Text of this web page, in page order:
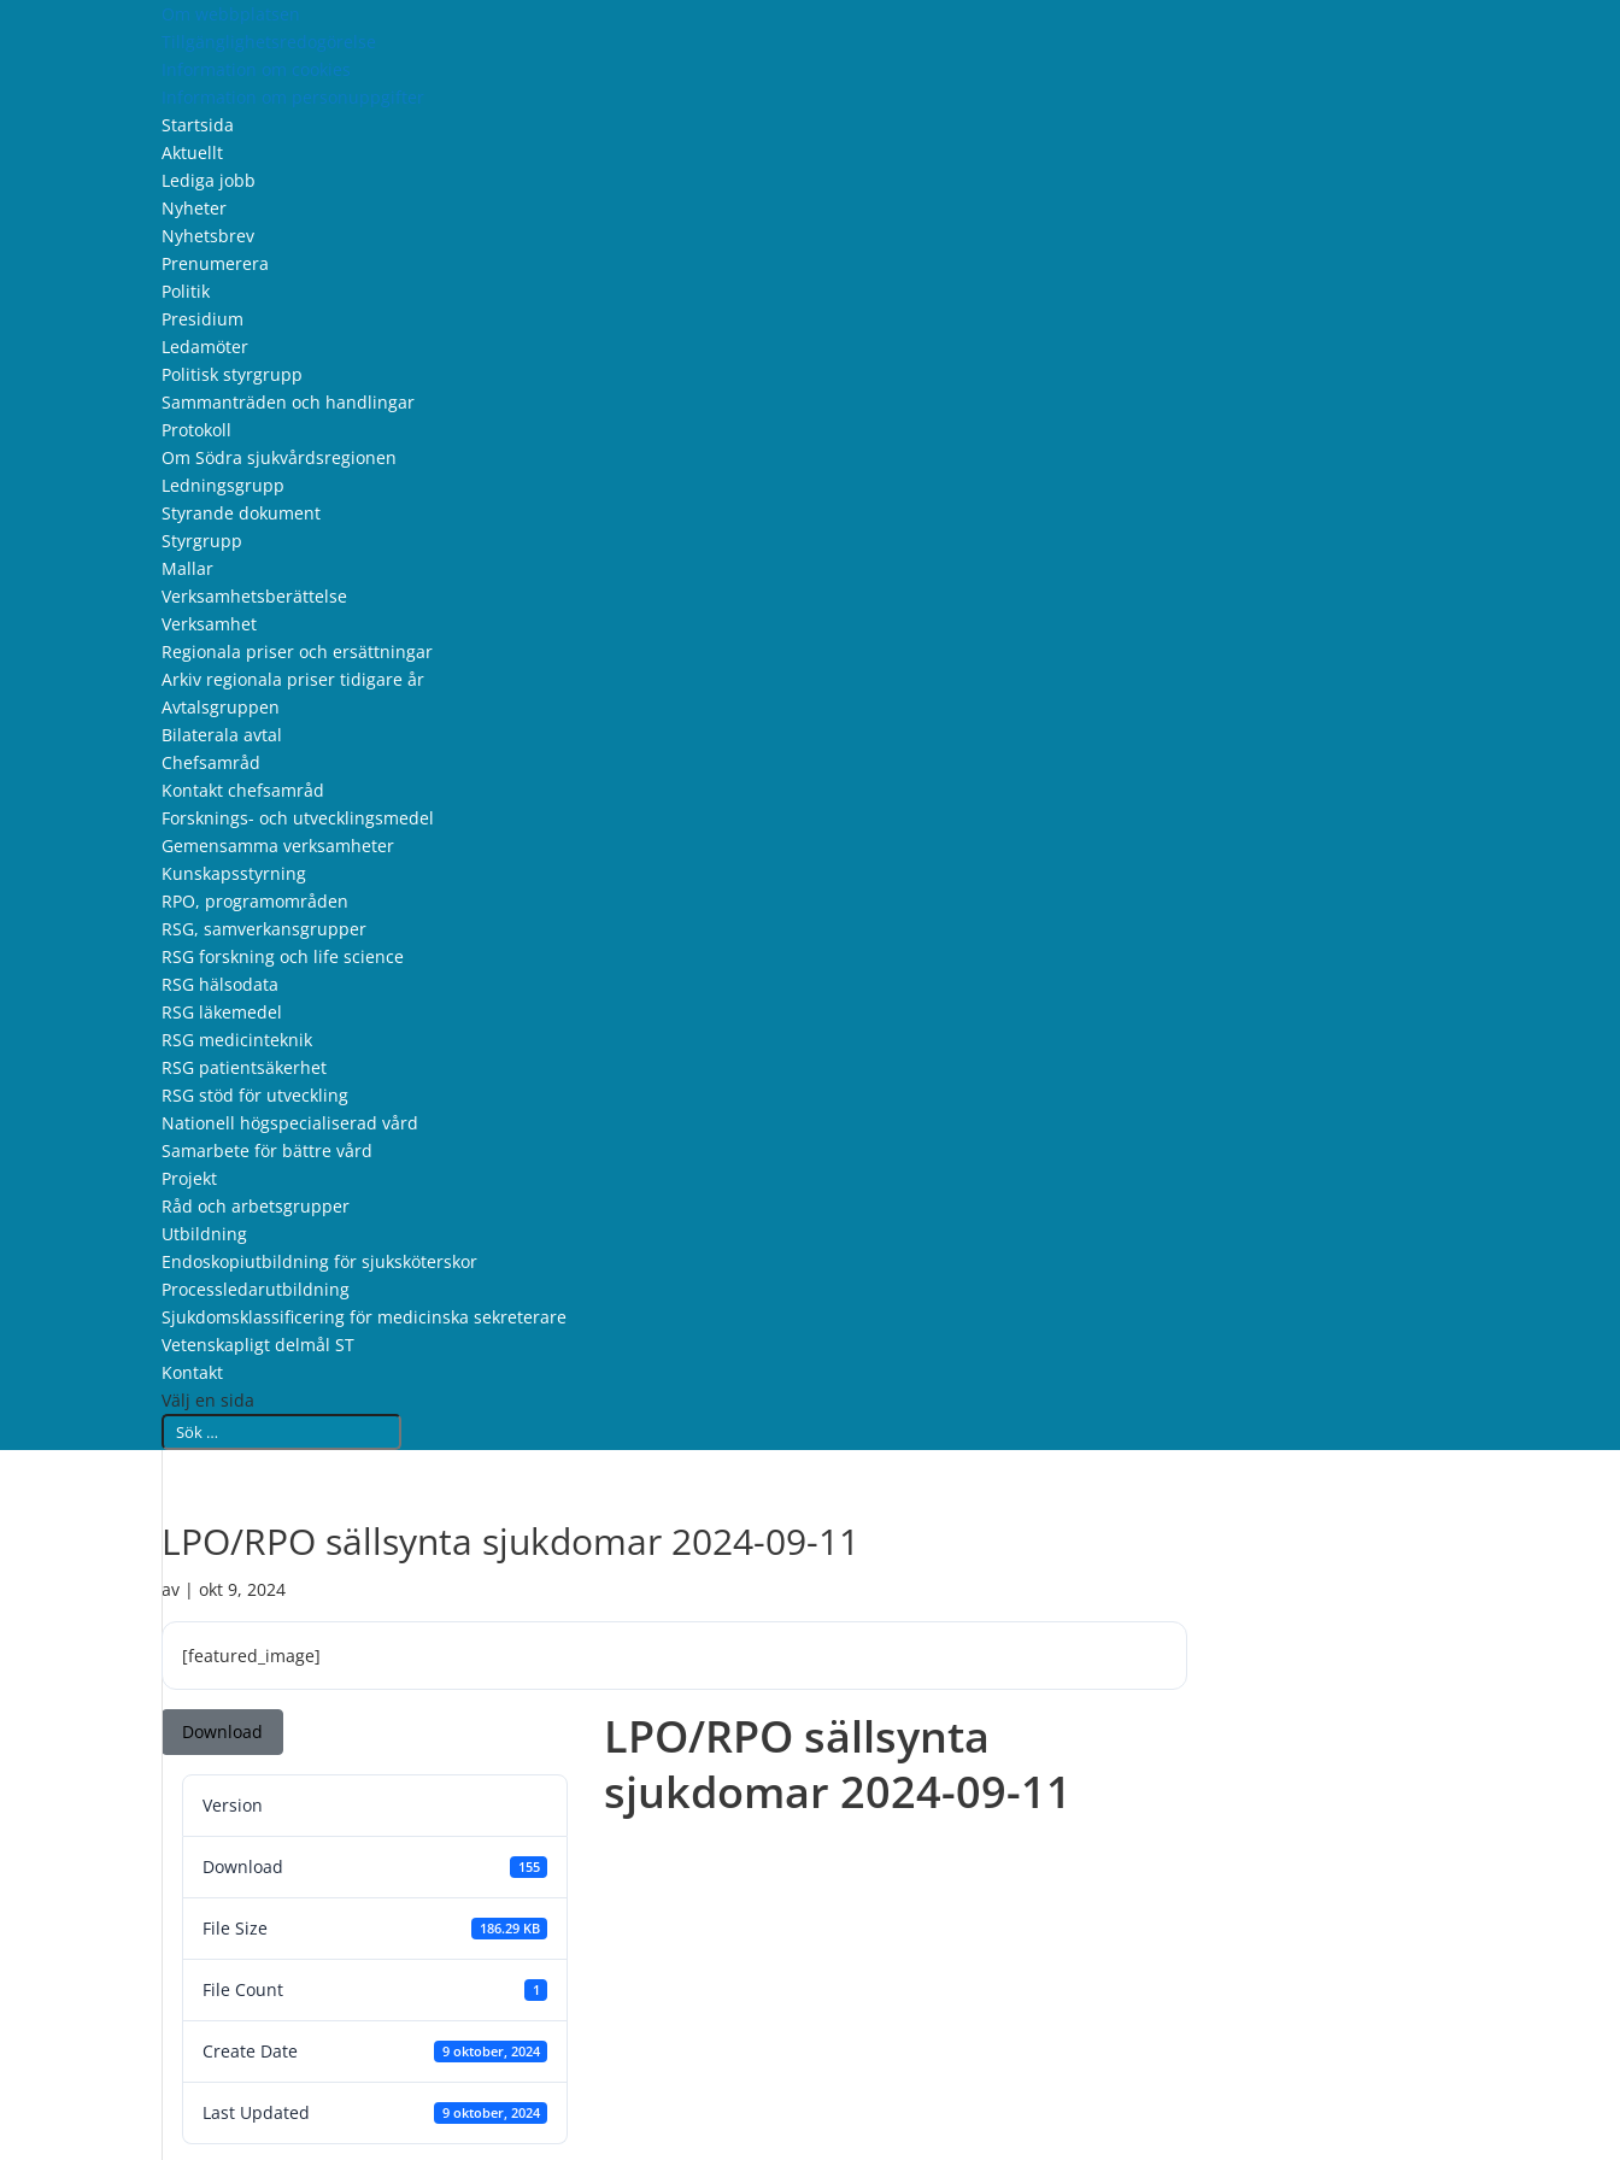
Om webbplatsen
Tillgänglighetsredogörelse
Information om cookies
Information om personuppgifter
Startsida
Aktuellt
Lediga jobb
Nyheter
Nyhetsbrev
Prenumerera
Politik
Presidium
Ledamöter
Politisk styrgrupp
Sammanträden och handlingar
Protokoll
Om Södra sjukvårdsregionen
Ledningsgrupp
Styrande dokument
Styrgrupp
Mallar
Verksamhetsberättelse
Verksamhet
Regionala priser och ersättningar
Arkiv regionala priser tidigare år
Avtalsgruppen
Bilaterala avtal
Chefsamråd
Kontakt chefsamråd
Forsknings- och utvecklingsmedel
Gemensamma verksamheter
Kunskapsstyrning
RPO, programområden
RSG, samverkansgrupper
RSG forskning och life science
RSG hälsodata
RSG läkemedel
RSG medicinteknik
RSG patientsäkerhet
RSG stöd för utveckling
Nationell högspecialiserad vård
Samarbete för bättre vård
Projekt
Råd och arbetsgrupper
Utbildning
Endoskopiutbildning för sjuksköterskor
Processledarutbildning
Sjukdomsklassificering för medicinska sekreterare
Vetenskapligt delmål ST
Kontakt
Välj en sida
LPO/RPO sällsynta sjukdomar 2024-09-11
av |okt 9, 2024
[featured_image]
Download
Version
Download 155
File Size 186.29 KB
File Count 1
Create Date 9 oktober, 2024
Last Updated 9 oktober, 2024
LPO/RPO sällsynta
sjukdomar 2024-09-11